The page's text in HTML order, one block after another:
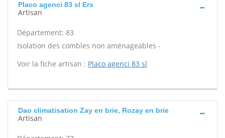
Placo agenci 83 sl Ers
Artisan
Département: 83
Isolation des combles non aménageables -
Voir la fiche artisan : Placo agenci 83 sl
Dao climatisation Zay en brie, Rozay en brie
Artisan